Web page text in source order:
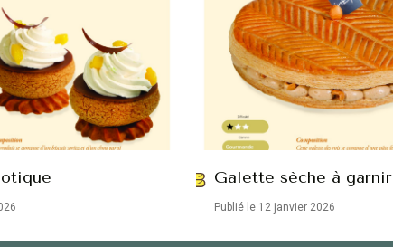
Galette sèche à garnir
Publié le 12 janvier 2026